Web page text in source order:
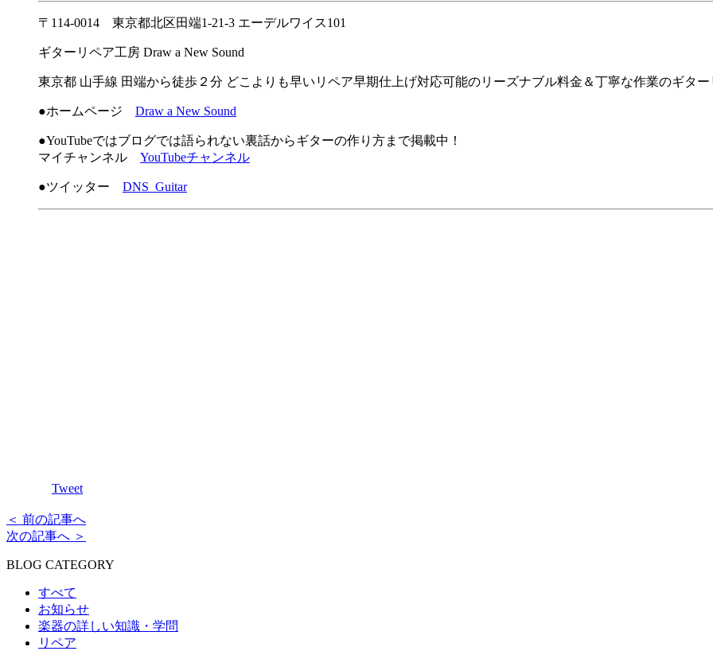
〒114-0014 東京都北区田端1-21-3 エーデルワイス101
ギターリペア工房 Draw a New Sound
東京都 山手線 田端から徒歩２分 どこよりも早いリペア早期仕上げ対応可能のリーズナブル料金＆丁寧な作業のギタ
●ホームページ Draw a New Sound
●YouTubeではブログでは語られない裏話からギターの作り方まで掲載中！
マイチャンネル YouTubeチャンネル
●ツイッター DNS_Guitar
Tweet
＜ 前の記事へ
次の記事へ ＞
BLOG CATEGORY
すべて
お知らせ
楽器の詳しい知識・学問
リペア